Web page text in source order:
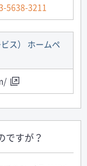
5638-3211
ス） ホームペ
ですが？